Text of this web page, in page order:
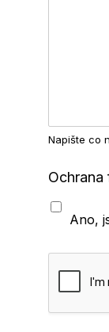
Napište co
Ano,